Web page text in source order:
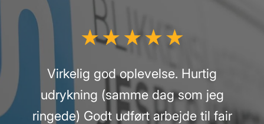
Virkelig god oplevelse. Hurtig
udrykning (samme dag som jeg
ringede) Godt udført arbejde til fair